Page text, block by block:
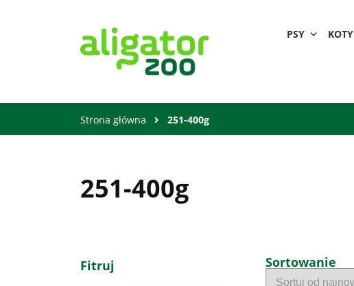
PSY KOTY
Strona główna 251-400g
251-400g
Fitruj Sortowanie